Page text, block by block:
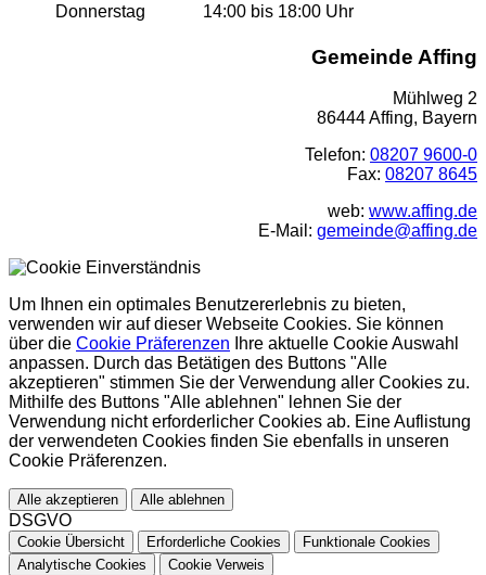
Donnerstag
14:00 bis 18:00 Uhr
Gemeinde Affing
Mühlweg 2
86444 Affing, Bayern
Telefon: 08207 9600-0
Fax: 08207 8645
web: www.affing.de
E-Mail: gemeinde@affing.de
Um Ihnen ein optimales Benutzererlebnis zu bieten,
verwenden wir auf dieser Webseite Cookies. Sie können
über die Cookie Präferenzen Ihre aktuelle Cookie Auswahl
anpassen. Durch das Betätigen des Buttons "Alle
akzeptieren" stimmen Sie der Verwendung aller Cookies zu.
Mithilfe des Buttons "Alle ablehnen" lehnen Sie der
Verwendung nicht erforderlicher Cookies ab. Eine Auflistung
der verwendeten Cookies finden Sie ebenfalls in unseren
Cookie Präferenzen.
Alle akzeptieren Alle ablehnen
DSGVO
Cookie Übersicht Erforderliche Cookies
Funktionale Cookies
Analytische Cookies
Cookie Verweis